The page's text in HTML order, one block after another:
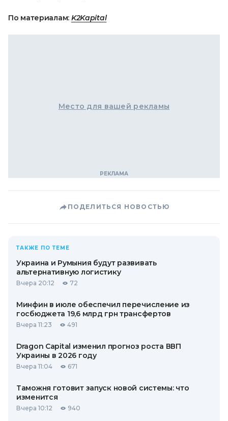
По материалам: K2Kapital
Место для вашей рекламы
ПОДЕЛИТЬСЯ НОВОСТЬЮ
ТАКЖЕ ПО ТЕМЕ
Украина и Румыния будут развивать
альтернативную логистику
Вчера 20:12 72
Минфин в июле обеспечил перечисление из
госбюджета 19,6 млрд грн трансфертов
Вчера 11:23 491
Dragon Capital изменил прогноз роста ВВП
Украины в 2026 году
Вчера 11:04 671
Таможня готовит запуск новой системы: что
изменится
Вчера 10:12 940